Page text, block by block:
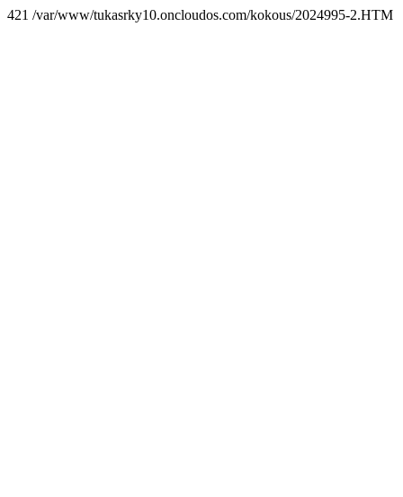
421 /var/www/tukasrky10.oncloudos.com/kokous/2024995-2.HTM